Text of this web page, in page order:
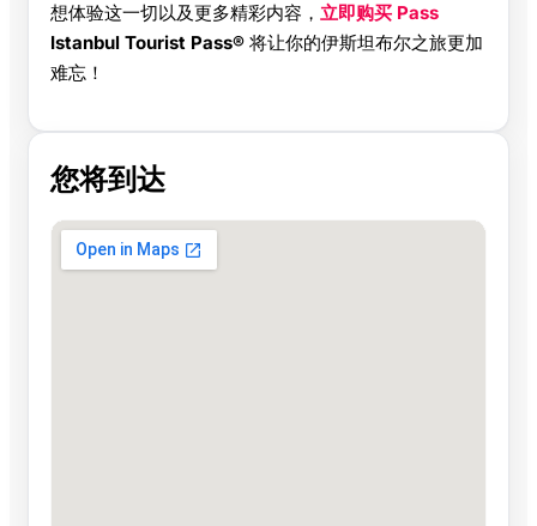
想体验这一切以及更多精彩内容， 立即购买 Pass
Istanbul Tourist Pass® 将让你的伊斯坦布尔之旅更加
难忘！
您将到达